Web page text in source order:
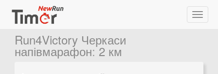
Run4Victory Черкаси
напівмарафон:2 км